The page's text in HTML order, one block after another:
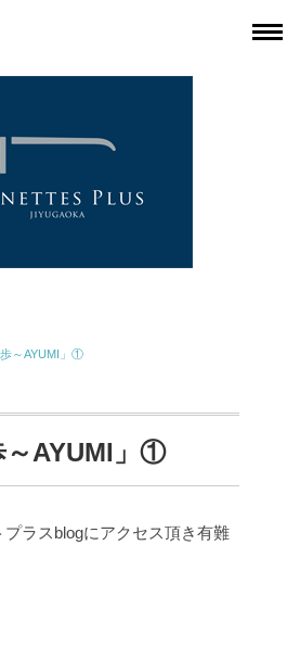
～AYUMI」①
～AYUMI」①
ラスblogにアクセス頂き有難